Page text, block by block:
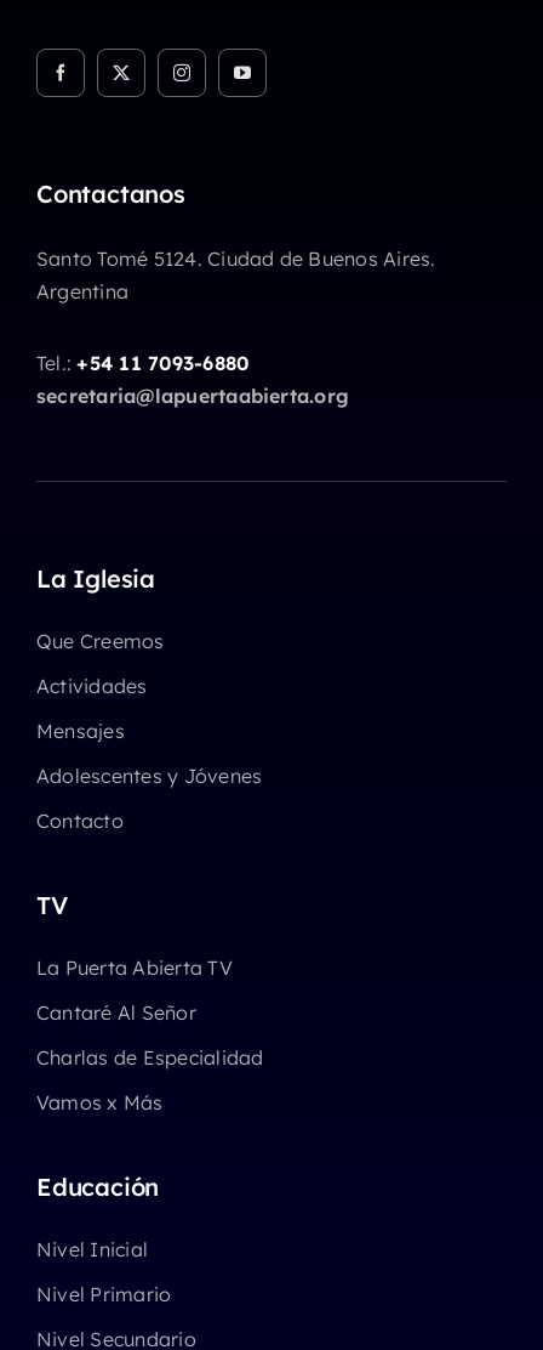
Contactanos
Santo Tomé 5124. Ciudad de Buenos Aires.
Argentina
Tel.:+54 11 7093-6880
secretaria@lapuertaabierta.org
La Iglesia
Que Creemos
Actividades
Mensajes
Adolescentes y Jóvenes
Contacto
TV
La Puerta Abierta TV
Cantaré Al Señor
Charlas de Especialidad
Vamos x Más
Educación
Nivel Inicial
Nivel Primario
Nivel Secundario